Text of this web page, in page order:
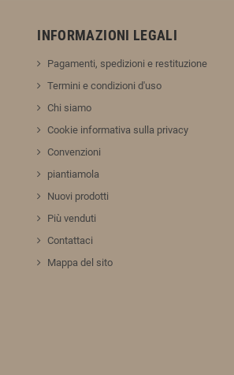
INFORMAZIONI LEGALI
Pagamenti, spedizioni e restituzione
Termini e condizioni d'uso
Chi siamo
Cookie informativa sulla privacy
Convenzioni
piantiamola
Nuovi prodotti
Più venduti
Contattaci
Mappa del sito